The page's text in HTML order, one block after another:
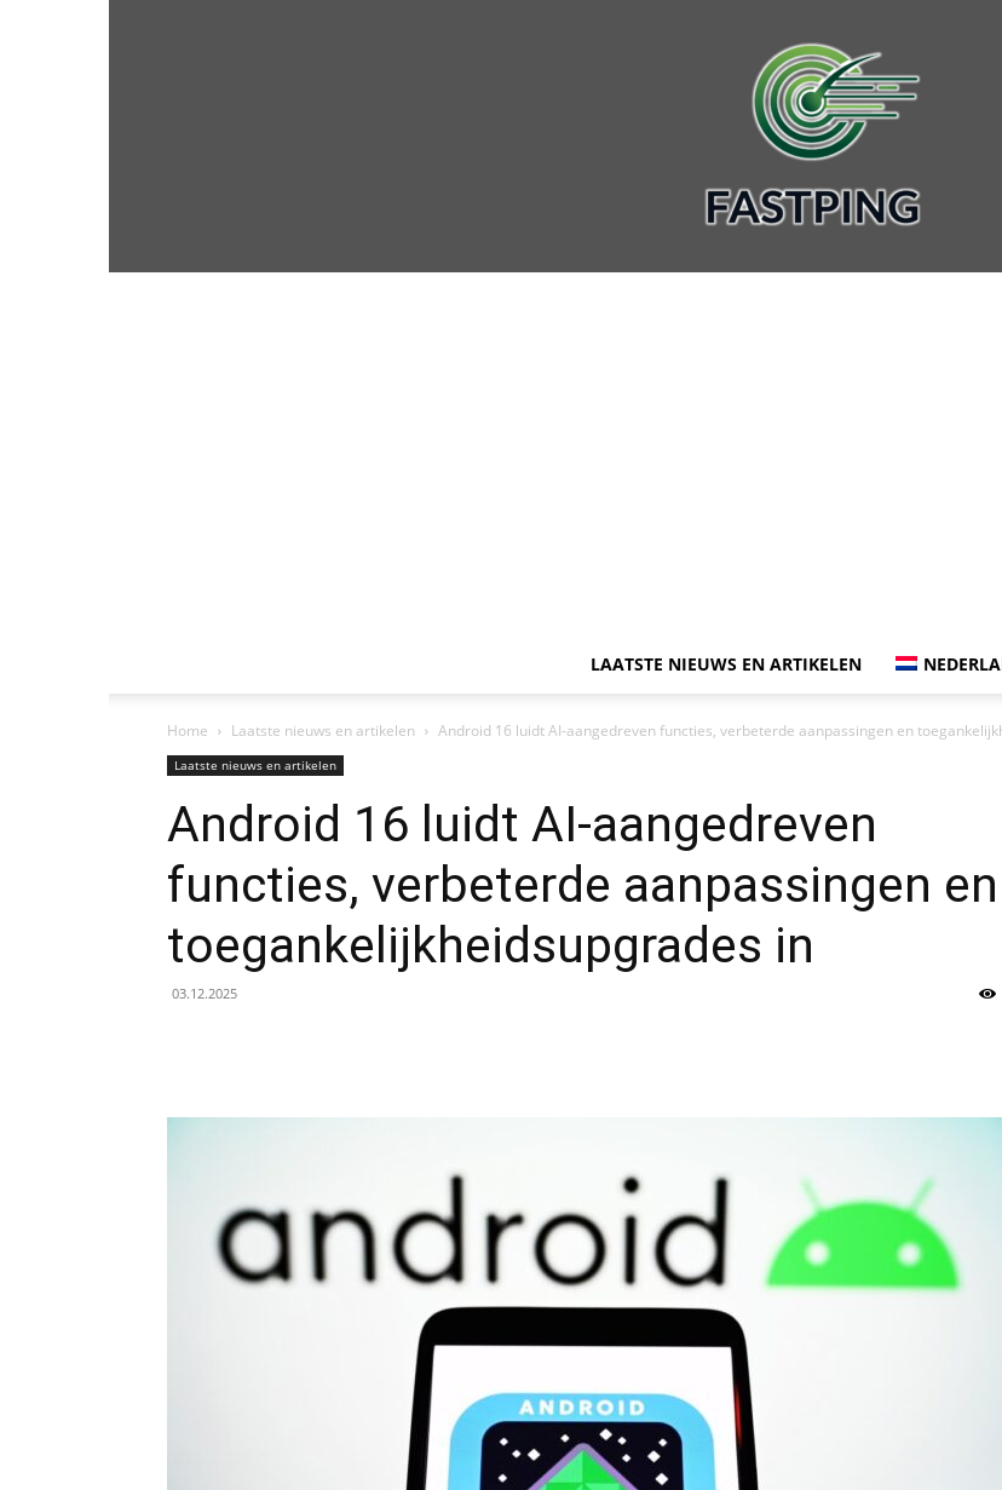
AI
en
LAATSTE NIEUWS EN ARTIKELEN
Home Laatste nieuws en artikelen Android 16 luidt AI-aangedreven functies, verbeterde aanpassingen en
Laatste nieuws en artikelen
Android 16 luidt AI-aangedreven
functies, verbeterde aanpassingen en
toegankelijkheidsupgrades in
03.12.2025